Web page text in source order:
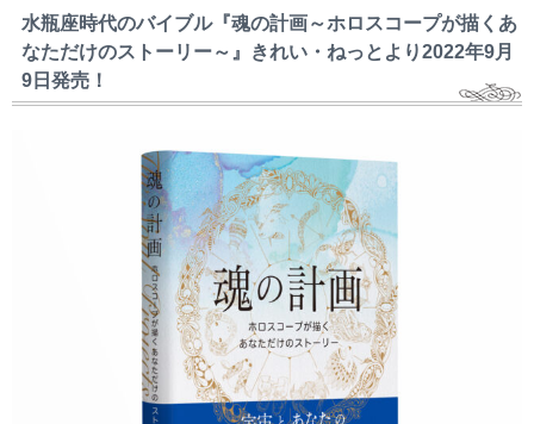
水瓶座時代のバイブル『魂の計画～ホロスコープが描くあ
なただけのストーリー～』きれい・ねっとより2022年9月
9日発売！